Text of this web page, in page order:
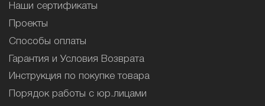
Наши сертификаты
Проекты
Способы оплаты
Гарантия и Условия Возврата
Инструкция по покупке товара
Порядок работы с юр.лицами